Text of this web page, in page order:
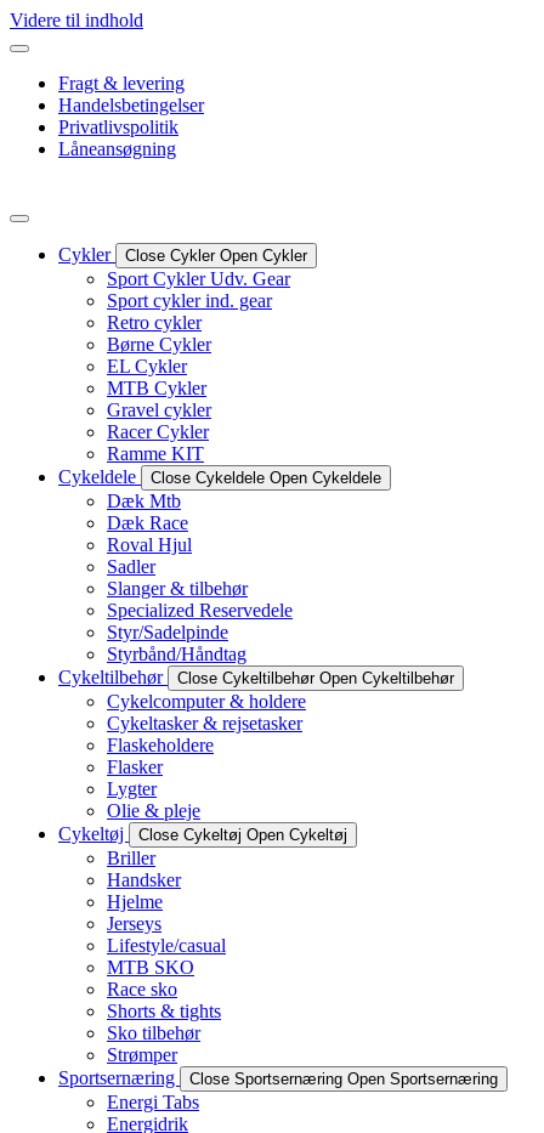
Videre til indhold
Fragt & levering
Handelsbetingelser
Privatlivspolitik
Låneansøgning
Cykler Close Cykler Open Cykler
Sport Cykler Udv. Gear
Sport cykler ind. gear
Retro cykler
Børne Cykler
EL Cykler
MTB Cykler
Gravel cykler
Racer Cykler
Ramme KIT
Cykeldele
Close Cykeldele Open Cykeldele
Dæk Mtb
Dæk Race
Roval Hjul
Sadler
Slanger & tilbehør
Specialized Reservedele
Styr/Sadelpinde
Styrbånd/Håndtag
Cykeltilbehør
Close Cykeltilbehør Open Cykeltilbehør
Cykelcomputer & holdere
Cykeltasker & rejsetasker
Flaskeholdere
Flasker
Lygter
Olie & pleje
Cykeltøj
Close Cykeltøj Open Cykeltøj
Briller
Handsker
Hjelme
Jerseys
Lifestyle/casual
MTB SKO
Race sko
Shorts & tights
Sko tilbehør
Strømper
Sportsernæring
Close Sportsernæring Open Sportsernæring
Energi Tabs
Energidrik